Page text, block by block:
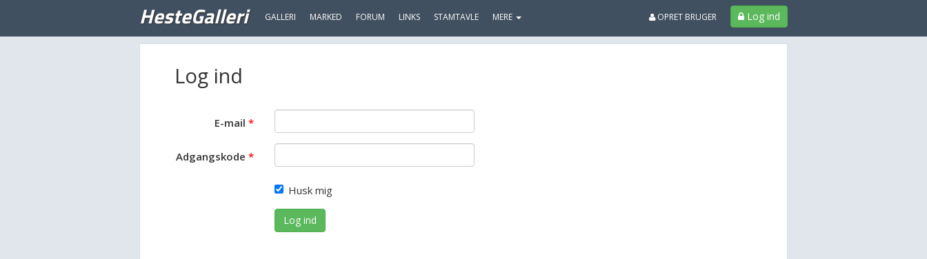
HesteGalleri GALLERI MARKED FORUM LINKS STAMTAVLE MERE Log ind
OPRET BRUGER
Log ind
E-mail
Adgangskode
Husk mig
Log ind